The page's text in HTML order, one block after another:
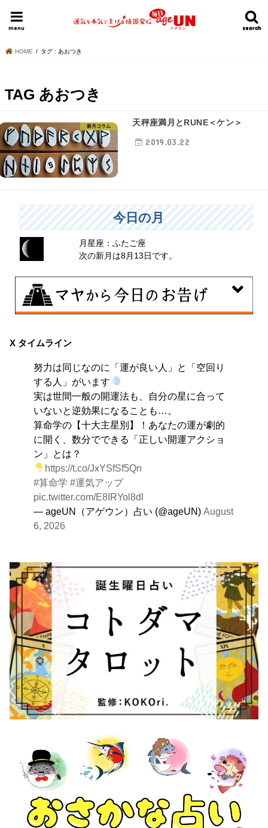
search
search
menu
HOME 明日の運勢ランキング 今週の運勢
HOME タグ : あおつき
TAG あおつき
新月コラム 天秤座満月とRUNE＜ケン＞
2019.03.22
今日の月
月星座：ふたご座
次の新月は8月13日です。
興味のある分野で、熟練を志す日。なんとなくではな
す。
X タイムライン
努力は同じなのに「運が良い人」と「空回り
する人」がいます
実は世間一般の開運法も、自分の星に合って
いないと逆効果になることも…。
算命学の【十大主星別】！あなたの運が劇的
に開く、数分でできる「正しい開運アクショ
ン」とは？
https://t.co/JxYSfSf5Qn
#算命学 #運気アップ
pic.twitter.com/E8IRYol8dl
— ageUN（アゲウン）占い (@ageUN) August
6, 2026